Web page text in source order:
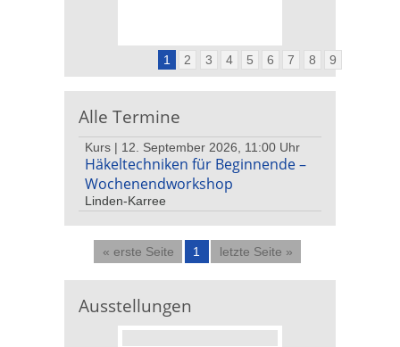
1 2 3 4 5 6 7 8 9
Alle Termine
Kurs | 12. September 2026, 11:00 Uhr
Häkeltechniken für Beginnende –
Wochenendworkshop
Linden-Karree
« erste Seite 1 letzte Seite »
Ausstellungen